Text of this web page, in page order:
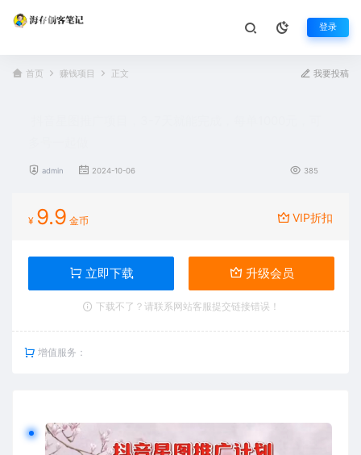
登录
首页 赚钱项目 正文 我要投稿
admin 2024-10-06 385
¥ 9.9 金币 VIP折扣
立即下载 升级会员
下载不了？请联系网站客服提交链接错误！
增值服务：